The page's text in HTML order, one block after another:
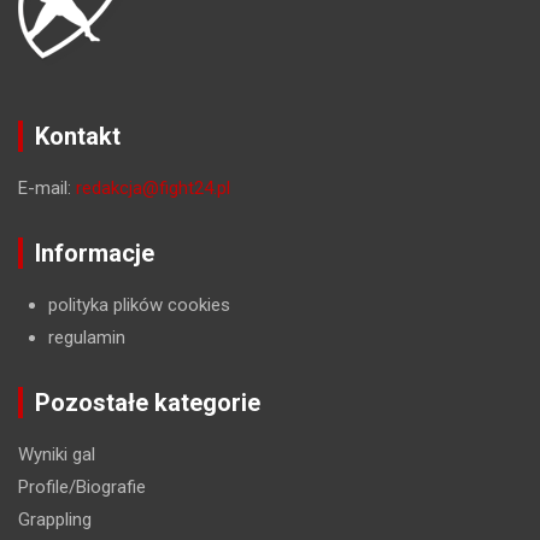
Kontakt
E-mail: redakcja@fight24.pl
Informacje
polityka plików cookies
regulamin
Pozostałe kategorie
Wyniki gal
Profile/Biografie
Grappling